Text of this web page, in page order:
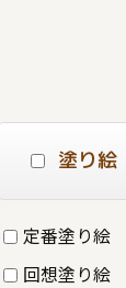
塗り絵
定番塗り絵
回想塗り絵